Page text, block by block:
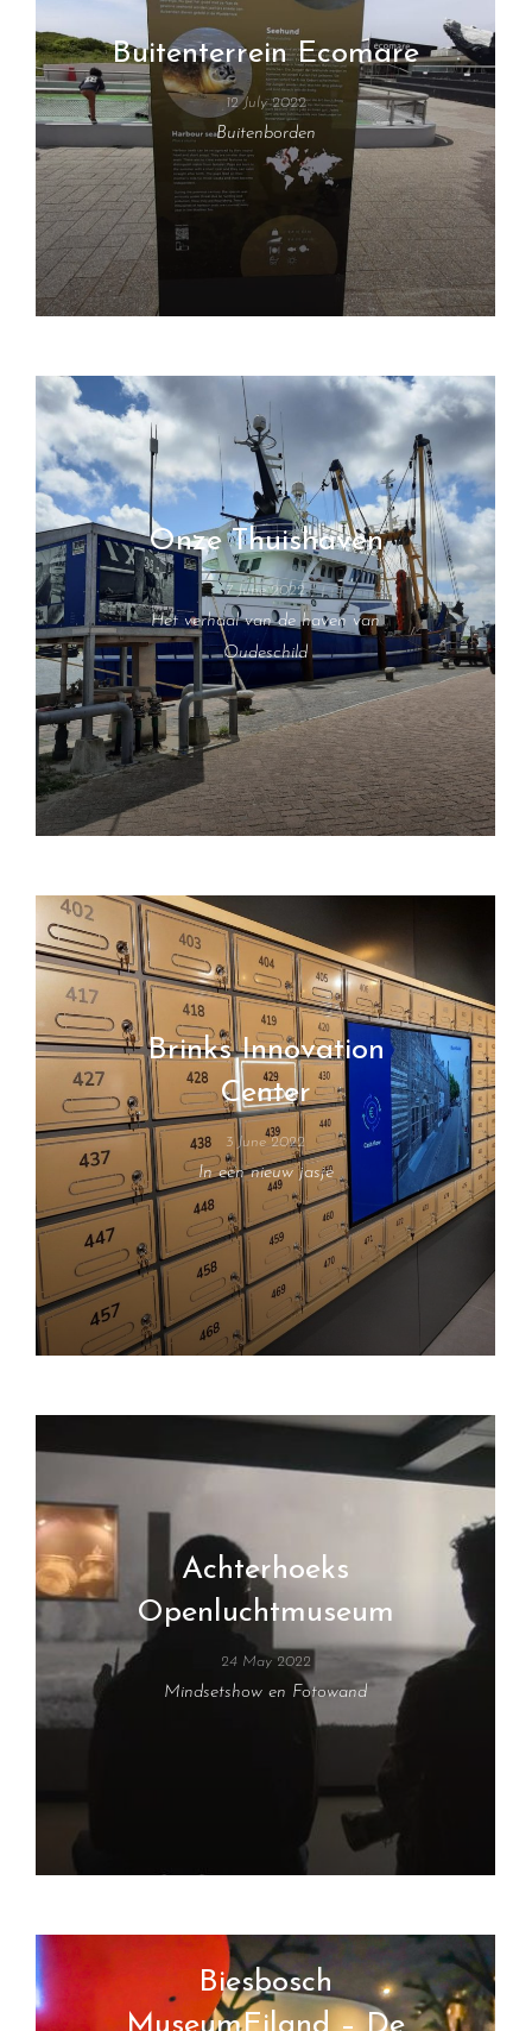
Buitenterrein Ecomare
12 July 2022
Buitenborden
Onze Thuishaven
7 June 2022
Het verhaal van de haven van
Oudeschild
Brinks Innovation
Center
3 June 2022
In een nieuw jasje
Achterhoeks
Openluchtmuseum
24 May 2022
Mindsetshow en Fotowand
Biesbosch